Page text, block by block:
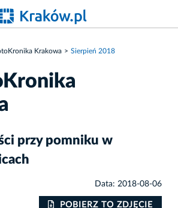
Krakowa Sierpień 2018
przy pomniku w
Data: 2018-08-06
POBIERZ TO ZDJĘCIE